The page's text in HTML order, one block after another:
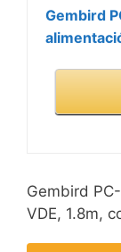
Gembird
Gembird
VDE, 1.8m,